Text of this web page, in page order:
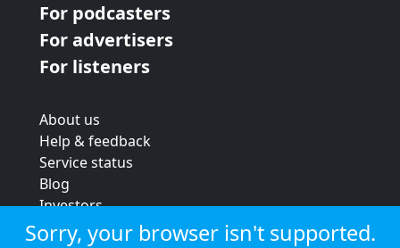
For podcasters
For advertisers
For listeners
About us
Help & feedback
Service status
Blog
Investors
Strategic review
Sorry, your browser isn't supported.